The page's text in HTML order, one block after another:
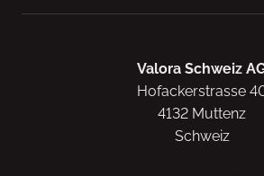
Valora Schweiz
Hofackerstrasse
4132 Muttenz
Schweiz